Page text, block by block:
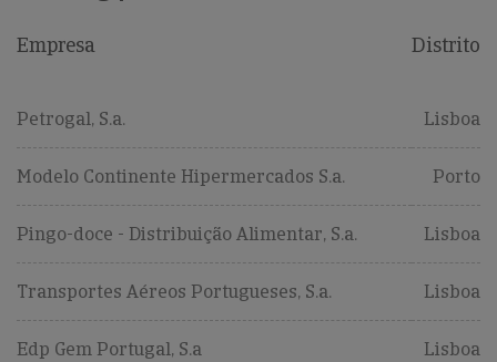
Empresa Distrito
Petrogal, S.a. Lisboa
Modelo Continente Hipermercados S.a. Porto
Pingo-doce - Distribuição Alimentar, S.a. Lisboa
Transportes Aéreos Portugueses, S.a. Lisboa
Edp Gem Portugal, S.a Lisboa